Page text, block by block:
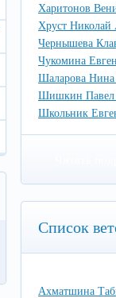
Харитонов
Хруст Николай
Чернышева
Чукомина
Шаларова
Шишкин Павел
Школьник
Список
Ахматшина